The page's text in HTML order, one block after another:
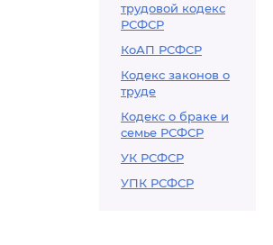
трудовой кодекс
РСФСР
КоАП РСФСР
Кодекс законов о
труде
Кодекс о браке и
семье РСФСР
УК РСФСР
УПК РСФСР